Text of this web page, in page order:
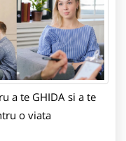
a te GHIDA si a te
o viata